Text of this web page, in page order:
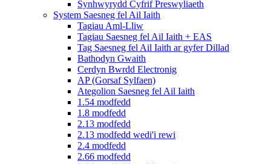
Synhwyrydd Cyfrif Preswyliaeth
System Saesneg fel Ail Iaith
Tagiau Aml-Lliw
Tagiau Saesneg fel Ail Iaith + EAS
Tag Saesneg fel Ail Iaith ar gyfer Dillad
Bathodyn Gwaith
Cerdyn Bwrdd Electronig
AP (Gorsaf Sylfaen)
Ategolion Saesneg fel Ail Iaith
1.54 modfedd
1.8 modfedd
2.13 modfedd
2.13 modfedd wedi'i rewi
2.4 modfedd
2.66 modfedd